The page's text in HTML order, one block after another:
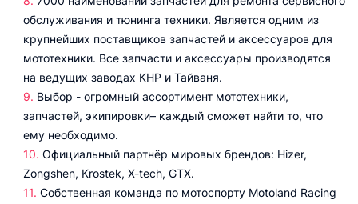
обслуживания и тюнинга техники. Является одним из
крупнейших поставщиков запчастей и аксессуаров для
мототехники. Все запчасти и аксессуары производятся
на ведущих заводах КНР и Тайваня.
Выбор - огромный ассортимент мототехники,
запчастей, экипировки– каждый сможет найти то, что
ему необходимо.
Официальный партнёр мировых брендов: Hizer,
Zongshen, Krostek, X-tech, GTX.
Собственная команда по мотоспорту Motoland Racing